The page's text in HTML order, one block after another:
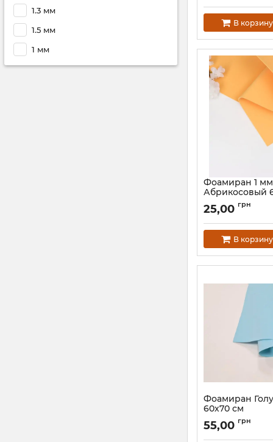
1.3 мм
1.5 мм
1 мм
В корзину
Фоамиран 1 мм
Абрикосовый
25,00 грн
В корзину
Фоамиран
60х70 см
55,00 грн